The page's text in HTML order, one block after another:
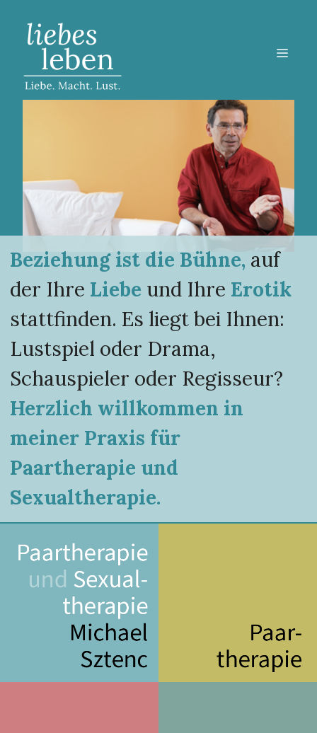
Inhalt
springen
Beziehung ist die Bühne, auf
der Ihre Liebe und Ihre Erotik
stattfinden. Es liegt bei Ihnen:
Lustspiel oder Drama,
Schauspieler oder Regisseur?
Herzlich willkommen in
meiner Praxis für
Paartherapie und
Sexualtherapie.